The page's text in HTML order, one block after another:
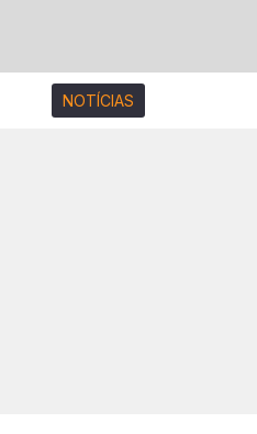
NOTÍCIAS